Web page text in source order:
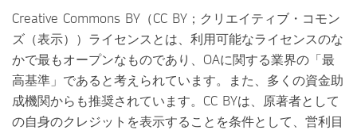
Creative Commons BY（CC BY；クリエイティブ・コモン
ズ（表示））ライセンスとは、利用可能なライセンスのな
かで最もオープンなものであり、OAに関する業界の「最
高基準」であると考えられています。また、多くの資金助
成機関からも推奨されています。CC BYは、原著者として
の自身のクレジットを表示することを条件として、営利目